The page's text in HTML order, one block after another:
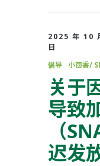
2025 年 10
日
倡导
小茴香/
关于
导致
（
迟发